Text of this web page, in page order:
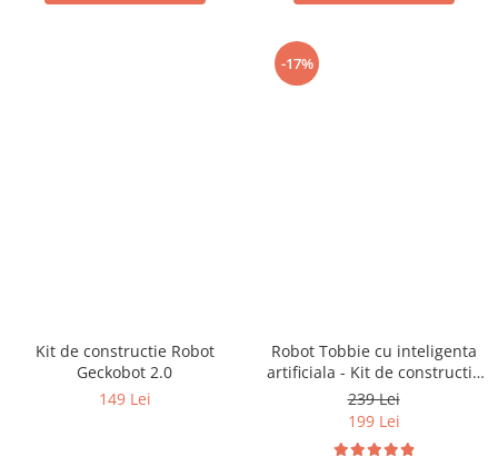
Kit de constructie Robot
Geckobot 2.0
149 Lei
-17%
Robot Tobbie cu inteligenta
artificiala - Kit de constructie
(RO)
239 Lei
199 Lei